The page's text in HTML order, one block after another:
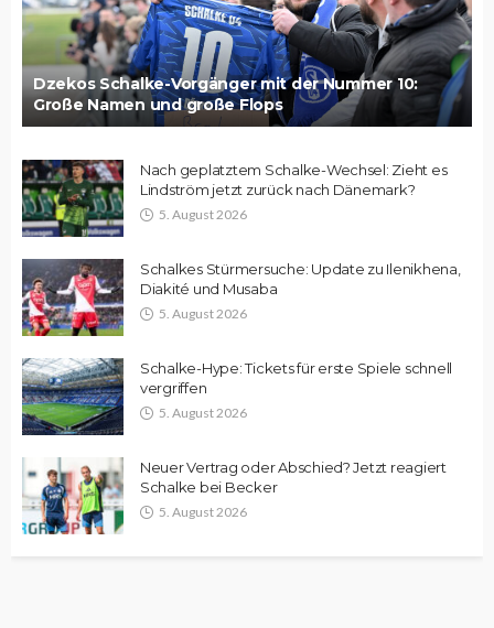
Dzekos Schalke-Vorgänger mit der Nummer 10:
Große Namen und große Flops
Nach geplatztem Schalke-Wechsel: Zieht es
Lindström jetzt zurück nach Dänemark?
5. August 2026
Schalkes Stürmersuche: Update zu Ilenikhena,
Diakité und Musaba
5. August 2026
Schalke-Hype: Tickets für erste Spiele schnell
vergriffen
5. August 2026
Neuer Vertrag oder Abschied? Jetzt reagiert
Schalke bei Becker
5. August 2026